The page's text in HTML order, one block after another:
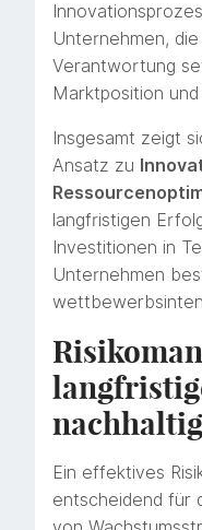
Unternehmen,
Verantwortung
Marktposition
Insgesamt zeigt
Ansatz zu
langfristigen
Investitionen in
Unternehmen
Ein effektives
entscheidend für